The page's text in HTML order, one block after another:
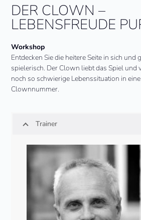
DER CLOWN –
LEBENSFREUDE
Workshop
Entdecken Sie die heitere Seite in sich und
spielerisch. Der Clown liebt das Spiel und
noch so schwierige Lebenssituation in
Clownnummer.
Trainer